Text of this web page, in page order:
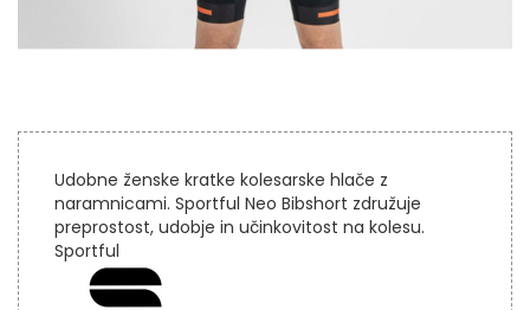
Udobne ženske kratke kolesarske hlače z
naramnicami. Sportful Neo Bibshort združuje
preprostost, udobje in učinkovitost na kolesu.
Sportful